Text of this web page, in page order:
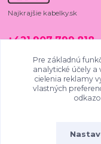
Najkrajšie kabelky.sk
+421 907 799 818
Pre základnú
analytické účely a
cielenia reklamy
vlastných
SKVĚLÉ4.9/5